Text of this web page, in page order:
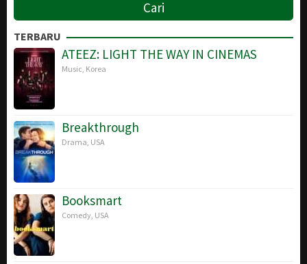
TERBARU
ATEEZ: LIGHT THE WAY IN CINEMAS
Music Korea
Breakthrough
Drama USA
Booksmart
Comedy USA